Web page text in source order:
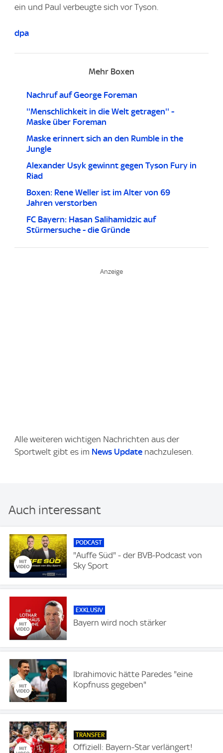
ein und Paul verbeugte sich vor Tyson.
dpa
Mehr Boxen
Nachruf auf George Foreman
''Menschlichkeit in die Welt getragen'' -
Maske über Foreman
Maske erinnert sich an den Rumble in the
Jungle
Alexander Usyk gewinnt gegen Tyson Fury in
Riad
Boxen: Rene Weller ist im Alter von 69
Jahren verstorben
FC Bayern: Hasan Salihamidzic auf
Stürmersuche - die Gründe
Alle weiteren wichtigen Nachrichten aus der
Sportwelt gibt es im News Update nachzulesen.
Auch interessant
PODCAST
"Auffe Süd" - der BVB-Podcast von
Sky Sport
EXKLUSIV
Bayern wird noch stärker
Ibrahimovic hätte Paredes "eine
Kopfnuss gegeben"
TRANSFER
Offiziell: Bayern-Star verlängert!